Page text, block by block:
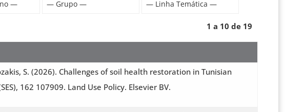
1 a 10 de 19
S. (2026). Challenges of soil health restoration in Tunisian
162 107909. Land Use Policy. Elsevier BV.